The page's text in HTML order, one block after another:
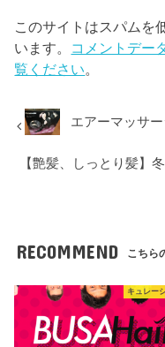
このサイトはスパムを
います。 コメントデー
覧ください。
エアーマッサ
【艶髪、しっとり髪
RECOMMEND こちら
キュレー